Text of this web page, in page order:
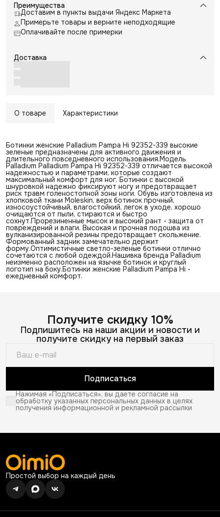
Преимущества
Доставим в пункты выдачи Яндекс Маркета
Примерьте товары и верните неподходящие
Оплачивайте после примерки
Доставка
О товаре Характеристики
Ботинки женские Palladium Pampa Hi 92352-339 высокие
зеленые предназначены для активного движения и
длительного повседневного использования.Модель
Palladium Palladium Pampa Hi 92352-339 отличается высокой
надежностью и параметрами, которые создают
максимальный комфорт для ног. Ботинки с высокой
шнуровкой надежно фиксируют ногу и предотвращает
риск травм голеностопной зоны ноги. Обувь изготовлена из
хлопковой ткани Moleskin, верх ботинок прочный,
износоустойчивый, влагостойкий, легок в уходе, хорошо
очищаются от пыли, стираются и быстро
сохнут.Прорезиненные мысок и высокий рант - защита от
повреждений и влаги. Высокая и прочная подошва из
вулканизированной резины предотвращает скольжение.
Формованный задник замечательно держит
форму.Оптимистичные светло-зеленые ботинки отлично
сочетаются с любой одеждой.Нашивка бренда Palladium
неизменно расположен на язычке ботинок и круглый
логотип на боку.Ботинки женские Palladium Pampa Hi -
ежедневный комфорт.
Получите скидку 10%
Подпишитесь на наши акции и новости и
получите скидку на первый заказ
Подписаться
Нажимая «Подписаться», вы даете согласие на
обработку указанных персональных данных в целях
получения информационной и рекламной рассылки
Простой выбор на каждый день